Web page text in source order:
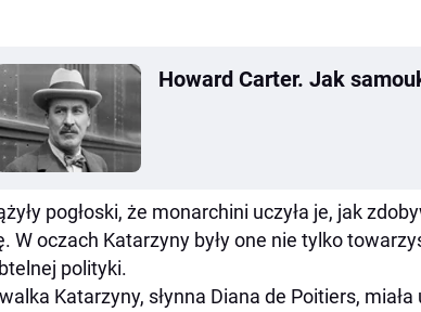
Howard Carter. Jak
pogłoski, że monarchini uczyła je, jak
W oczach Katarzyny były one nie tylko
polityki.
Katarzyny, słynna Diana de Poitiers,